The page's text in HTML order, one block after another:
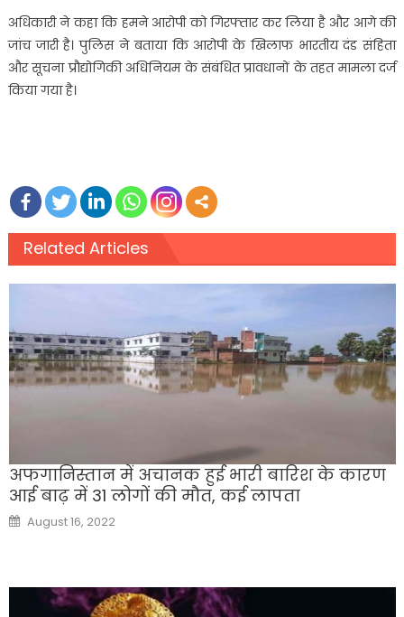
अधिकारी ने कहा कि हमने आरोपी को गिरफ्तार कर लिया है और आगे की
जांच जारी है। पुलिस ने बताया कि आरोपी के खिलाफ भारतीय दंड संहिता
और सूचना प्रौद्योगिकी अधिनियम के संबंधित प्रावधानों के तहत मामला दर्ज
किया गया है।
Related Articles
अफगानिस्तान में अचानक हुई भारी बारिश के कारण
आई बाढ़ में 31 लोगों की मौत, कई लापता
Posted
on
August 16, 2022